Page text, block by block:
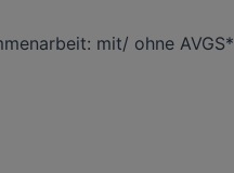
mit/ ohne AVGS*